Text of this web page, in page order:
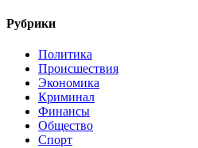
Рубрики
Политика
Происшествия
Экономика
Криминал
Финансы
Общество
Спорт